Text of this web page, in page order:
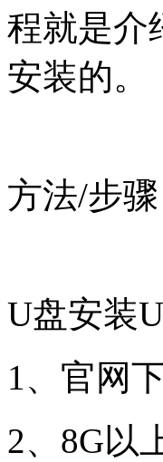
程就是介
安装的。
方法/步骤
U盘安装
1、官网
2、8G以